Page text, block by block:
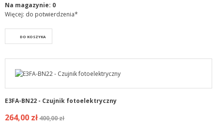
Na magazynie: 0
Więcej: do potwierdzenia*
DO KOSZYKA
E3FA-BN22 - Czujnik fotoelektryczny
264,00 zł400,00 zł